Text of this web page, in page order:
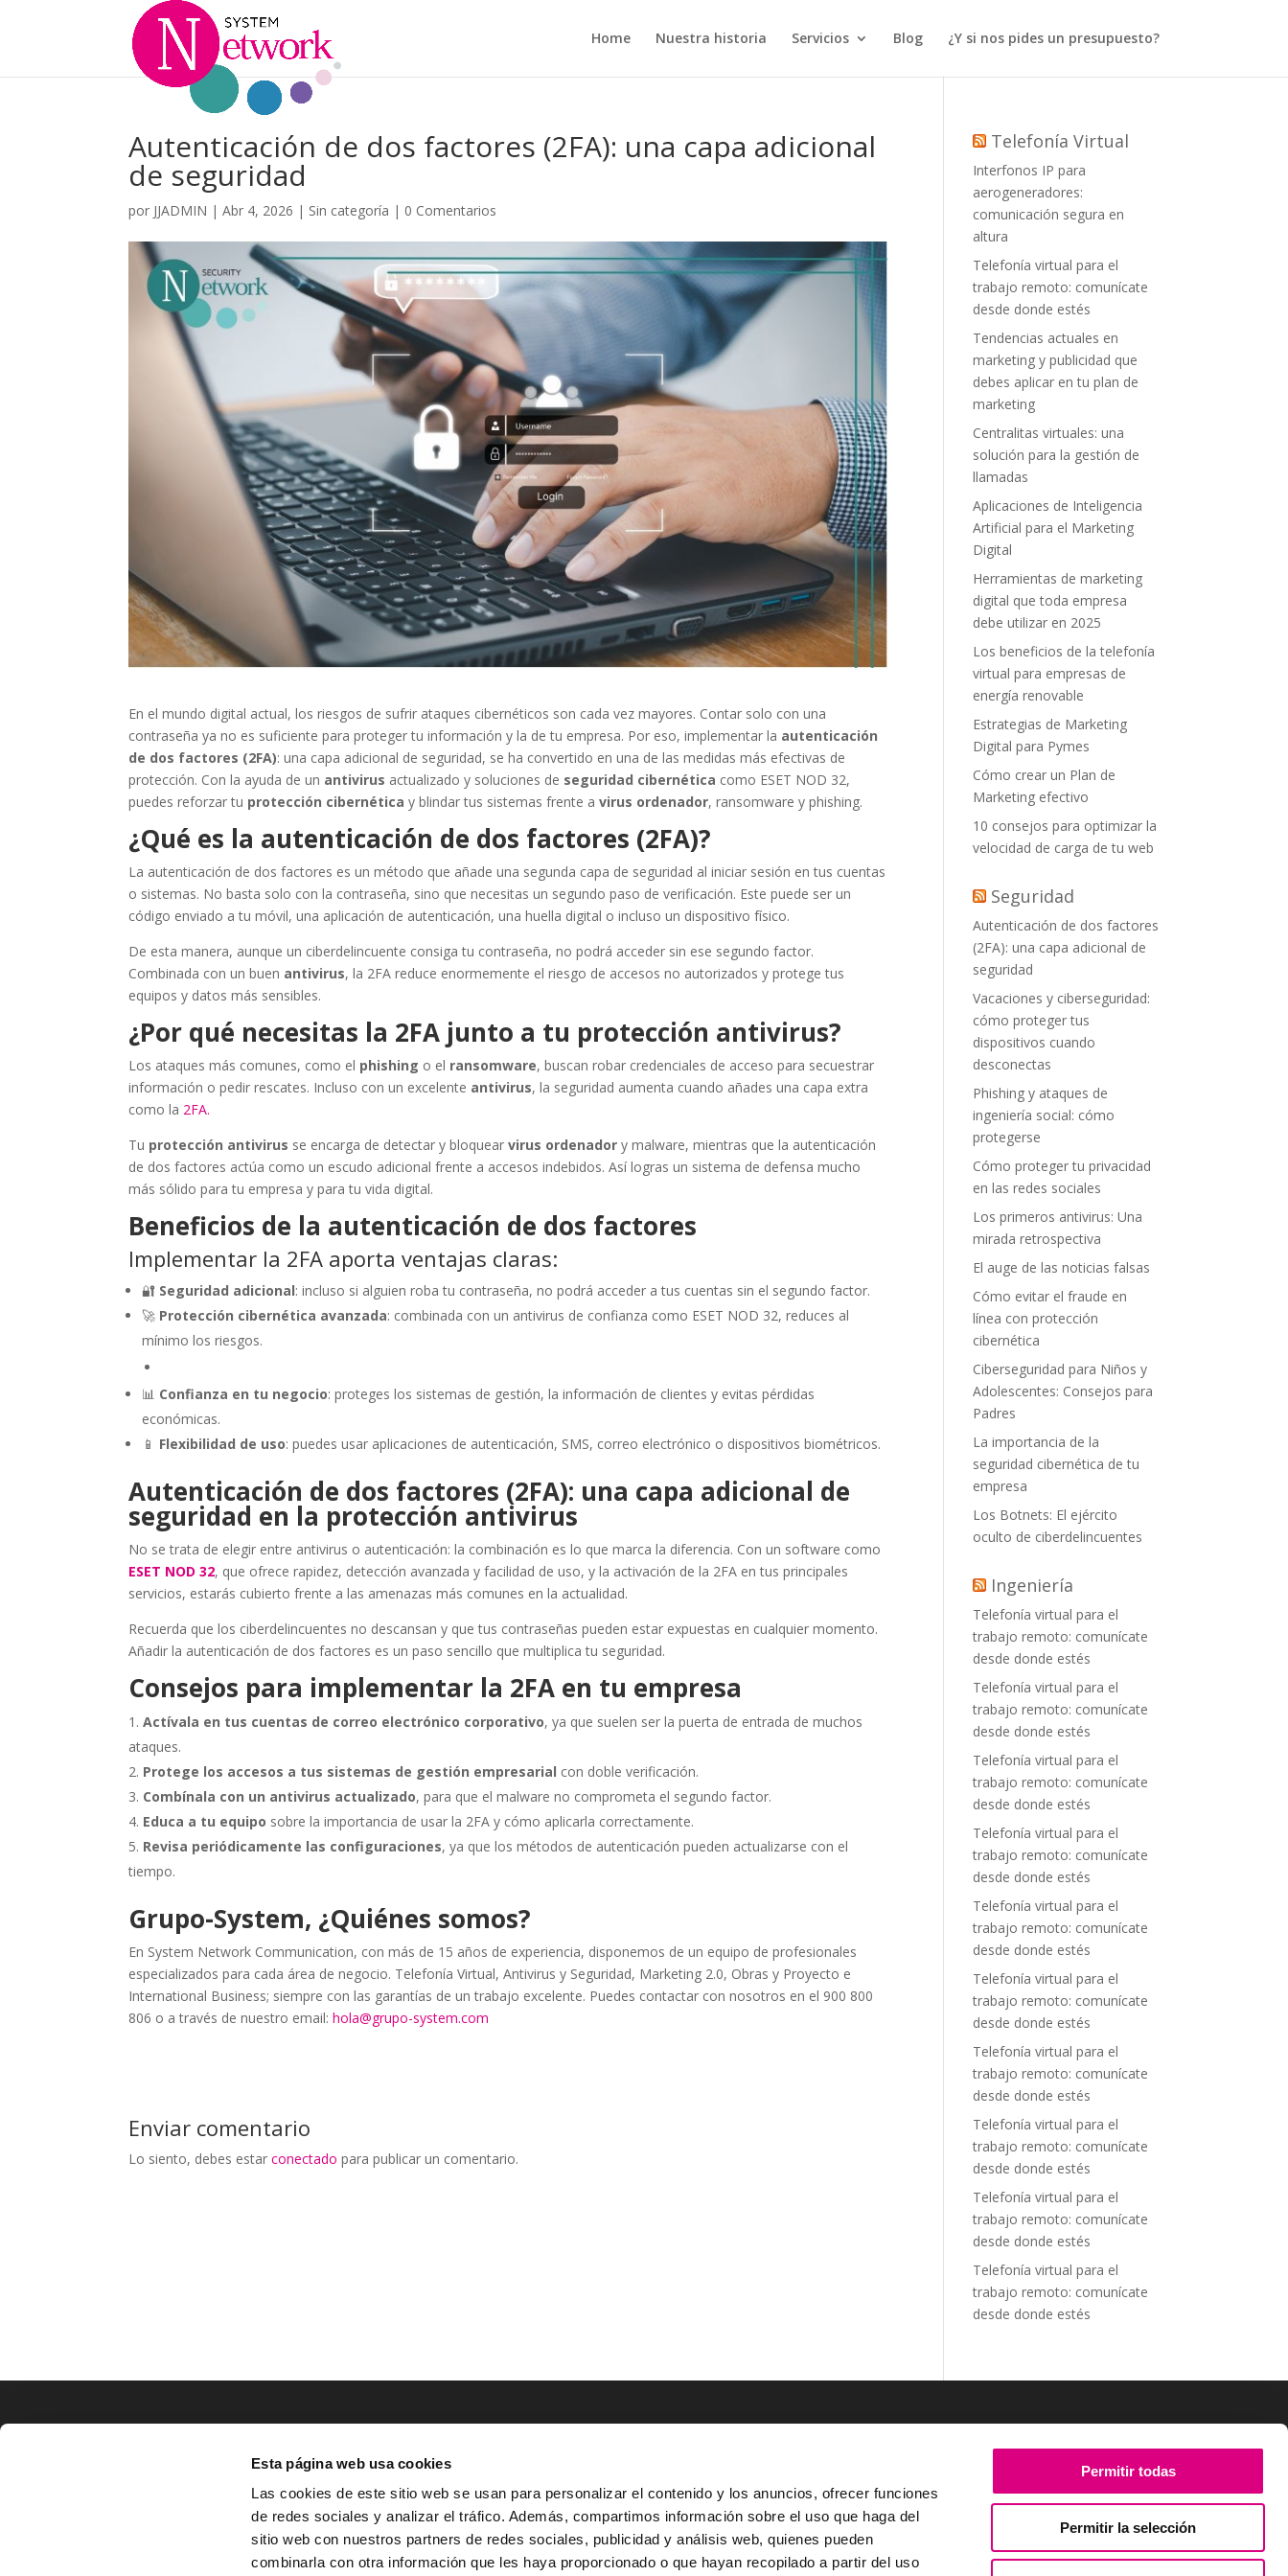
Esta página web usa cookies
Las cookies de este sitio web se usan para personalizar el contenido y los anuncios, ofrecer funciones
de redes sociales y analizar el tráfico. Además, compartimos información sobre el uso que haga del
sitio web con nuestros partners de redes sociales, publicidad y análisis web, quienes pueden
combinarla con otra información que les haya proporcionado o que hayan recopilado a partir del uso
Permitir todas
Permitir la selección
Home Nuestra historia Servicios Blog ¿Y si nos pides un presupuesto?
Autenticación de dos factores (2FA): una capa adicional
de seguridad
por JJADMIN |Abr 4, 2026 | Sin categoría | 0 Comentarios
En el mundo digital actual, los riesgos de sufrir ataques cibernéticos son cada vez mayores. Contar solo con una
contraseña ya no es suficiente para proteger tu información y la de tu empresa. Por eso, implementar la autenticación
de dos factores (2FA): una capa adicional de seguridad, se ha convertido en una de las medidas más efectivas de
protección. Con la ayuda de un antivirus actualizado y soluciones de seguridad cibernética como ESET NOD 32,
puedes reforzar tu protección cibernética y blindar tus sistemas frente avirus ordenador, ransomware y phishing.
¿Qué es la autenticación de dos factores (2FA)?
La autenticación de dos factores es un método que añade una segunda capa de seguridad al iniciar sesión en tus cuentas
o sistemas. No basta solo con la contraseña, sino que necesitas un segundo paso de verificación. Este puede ser un
código enviado a tu móvil, una aplicación de autenticación, una huella digital o incluso un dispositivo físico.
De esta manera, aunque un ciberdelincuente consiga tu contraseña, no podrá acceder sin ese segundo factor.
Combinada con un buen antivirus, la 2FA reduce enormemente el riesgo de accesos no autorizados y protege tus
equipos y datos más sensibles.
¿Por qué necesitas la 2FA junto a tu protección antivirus?
Los ataques más comunes, como el phishing o el ransomware, buscan robar credenciales de acceso para secuestrar
información o pedir rescates. Incluso con un excelente antivirus, la seguridad aumenta cuando añades una capa extra
como la 2FA.
Tu protección antivirus se encarga de detectar y bloquearvirus ordenador y malware, mientras que la autenticación
de dos factores actúa como un escudo adicional frente a accesos indebidos. Así logras un sistema de defensa mucho
más sólido para tu empresa y para tu vida digital.
Beneficios de la autenticación de dos factores
Implementar la 2FA aporta ventajas claras:
🔐 Seguridad adicional: incluso si alguien roba tu contraseña, no podrá acceder a tus cuentas sin el segundo factor.
🚀 Protección cibernética avanzada: combinada con un antivirus de confianza como ESET NOD 32, reduces al
mínimo los riesgos.
📊 Confianza en tu negocio: proteges los sistemas de gestión, la información de clientes y evitas pérdidas
económicas.
📱 Flexibilidad de uso: puedes usar aplicaciones de autenticación, SMS, correo electrónico o dispositivos biométricos.
Autenticación de dos factores (2FA): una capa adicional de
seguridad en la protección antivirus
No se trata de elegir entre antivirus o autenticación: la combinación es lo que marca la diferencia. Con un software como
ESET NOD 32, que ofrece rapidez, detección avanzada y facilidad de uso, y la activación de la 2FA en tus principales
servicios, estarás cubierto frente a las amenazas más comunes en la actualidad.
Recuerda que los ciberdelincuentes no descansan y que tus contraseñas pueden estar expuestas en cualquier momento.
Añadir la autenticación de dos factores es un paso sencillo que multiplica tu seguridad.
Consejos para implementar la 2FA en tu empresa
Actívala en tus cuentas de correo electrónico corporativo, ya que suelen ser la puerta de entrada de muchos
ataques.
Protege los accesos a tus sistemas de gestión empresarial con doble verificación.
Combínala con un antivirus actualizado, para que el malware no comprometa el segundo factor.
Educa a tu equipo sobre la importancia de usar la 2FA y cómo aplicarla correctamente.
Revisa periódicamente las configuraciones, ya que los métodos de autenticación pueden actualizarse con el
tiempo.
Grupo-System, ¿Quiénes somos?
En System Network Communication, con más de 15 años de experiencia, disponemos de un equipo de profesionales
especializados para cada área de negocio. Telefonía Virtual, Antivirus y Seguridad, Marketing 2.0, Obras y Proyecto e
International Business; siempre con las garantías de un trabajo excelente. Puedes contactar con nosotros en el 900 800
806 o a través de nuestro email:hola@grupo-system.com
Enviar comentario
Lo siento, debes estarconectado para publicar un comentario.
Telefonía Virtual
Interfonos IP para
aerogeneradores:
comunicación segura en
altura
Telefonía virtual para el
trabajo remoto: comunícate
desde donde estés
Tendencias actuales en
marketing y publicidad que
debes aplicar en tu plan de
marketing
Centralitas virtuales: una
solución para la gestión de
llamadas
Aplicaciones de Inteligencia
Artificial para el Marketing
Digital
Herramientas de marketing
digital que toda empresa
debe utilizar en 2025
Los beneficios de la telefonía
virtual para empresas de
energía renovable
Estrategias de Marketing
Digital para Pymes
Cómo crear un Plan de
Marketing efectivo
10 consejos para optimizar la
velocidad de carga de tu web
Seguridad
Autenticación de dos factores
(2FA): una capa adicional de
seguridad
Vacaciones y ciberseguridad:
cómo proteger tus
dispositivos cuando
desconectas
Phishing y ataques de
ingeniería social: cómo
protegerse
Cómo proteger tu privacidad
en las redes sociales
Los primeros antivirus: Una
mirada retrospectiva
El auge de las noticias falsas
Cómo evitar el fraude en
línea con protección
cibernética
Ciberseguridad para Niños y
Adolescentes: Consejos para
Padres
La importancia de la
seguridad cibernética de tu
empresa
Los Botnets: El ejército
oculto de ciberdelincuentes
Ingeniería
Telefonía virtual para el
trabajo remoto: comunícate
desde donde estés
Telefonía virtual para el
trabajo remoto: comunícate
desde donde estés
Telefonía virtual para el
trabajo remoto: comunícate
desde donde estés
Telefonía virtual para el
trabajo remoto: comunícate
desde donde estés
Telefonía virtual para el
trabajo remoto: comunícate
desde donde estés
Telefonía virtual para el
trabajo remoto: comunícate
desde donde estés
Telefonía virtual para el
trabajo remoto: comunícate
desde donde estés
Telefonía virtual para el
trabajo remoto: comunícate
desde donde estés
Telefonía virtual para el
trabajo remoto: comunícate
desde donde estés
Telefonía virtual para el
trabajo remoto: comunícate
desde donde estés
LOCALIZACIÓN
Av. Zaragoza, Nº37, 1ºB,
31500 Tudela, Navarra
CONTACTO
 Tel.: (+34) 900 800 806

HOLA@GRUPO-
^ Aviso Legal
^ Política de Privacidad